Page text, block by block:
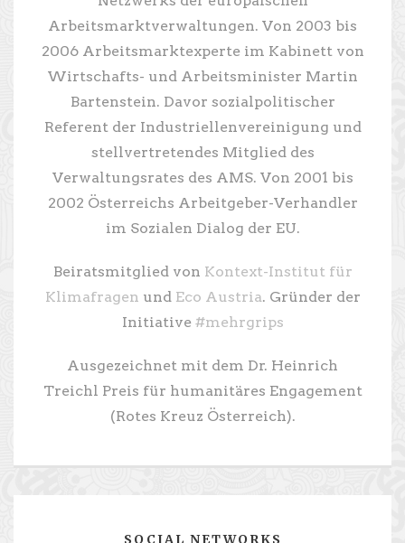
Arbeitsmarktverwaltungen. Von 2003 bis
2006 Arbeitsmarktexperte im Kabinett von
Wirtschafts- und Arbeitsminister Martin
Bartenstein. Davor sozialpolitischer
Referent der Industriellenvereinigung und
stellvertretendes Mitglied des
Verwaltungsrates des AMS. Von 2001 bis
2002 Österreichs Arbeitgeber-Verhandler
im Sozialen Dialog der EU.
Beiratsmitglied von Kontext-Institut für
Klimafragen und Eco Austria. Gründer der
Initiative #mehrgrips
Ausgezeichnet mit dem Dr. Heinrich
Treichl Preis für humanitäres Engagement
(Rotes Kreuz Österreich).
SOCIAL NETWORKS